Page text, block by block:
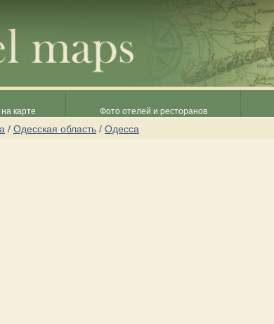
карте Фото отелей и ресторанов
/ Одесская область / Одесса